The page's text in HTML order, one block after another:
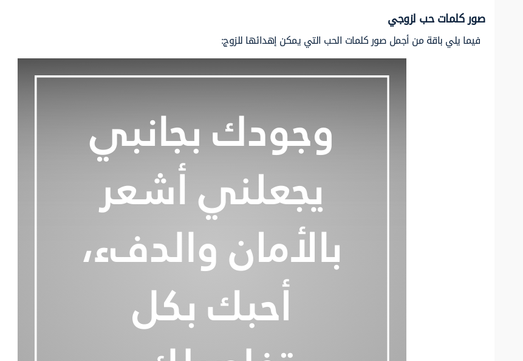
صور كلمات حب لزوجي
فيما يلي باقة من أجمل صور كلمات الحب التي يمكن إهدائها للزوج: